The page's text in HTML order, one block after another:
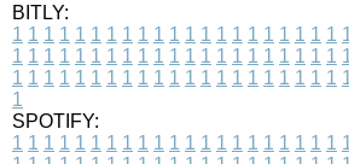
BITLY:
1 1 1 1 1 1 1 1 1 1 1 1 1 1 1 1 1 1 1 1 1
1 1 1 1 1 1 1 1 1 1 1 1 1 1 1 1 1 1 1 1 1
1 1 1 1 1 1 1 1 1 1 1 1 1 1 1 1 1 1 1 1 1
1
SPOTIFY:
1 1 1 1 1 1 1 1 1 1 1 1 1 1 1 1 1 1 1 1 1